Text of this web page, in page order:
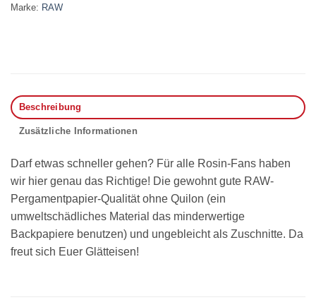
Marke: RAW
Beschreibung
Zusätzliche Informationen
Darf etwas schneller gehen? Für alle Rosin-Fans haben
wir hier genau das Richtige! Die gewohnt gute RAW-
Pergamentpapier-Qualität ohne Quilon (ein
umweltschädliches Material das minderwertige
Backpapiere benutzen) und ungebleicht als Zuschnitte. Da
freut sich Euer Glätteisen!